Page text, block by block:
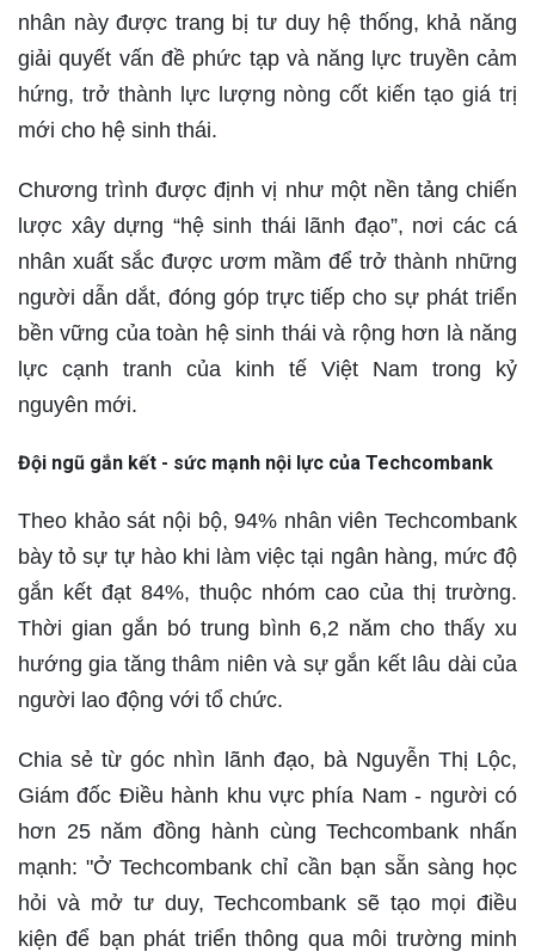
nhân này được trang bị tư duy hệ thống, khả năng
giải quyết vấn đề phức tạp và năng lực truyền cảm
hứng, trở thành lực lượng nòng cốt kiến tạo giá trị
mới cho hệ sinh thái.
Chương trình được định vị như một nền tảng chiến
lược xây dựng “hệ sinh thái lãnh đạo”, nơi các cá
nhân xuất sắc được ươm mầm để trở thành những
người dẫn dắt, đóng góp trực tiếp cho sự phát triển
bền vững của toàn hệ sinh thái và rộng hơn là năng
lực cạnh tranh của kinh tế Việt Nam trong kỷ
nguyên mới.
Đội ngũ gắn kết - sức mạnh nội lực của Techcombank
Theo khảo sát nội bộ, 94% nhân viên Techcombank
bày tỏ sự tự hào khi làm việc tại ngân hàng, mức độ
gắn kết đạt 84%, thuộc nhóm cao của thị trường.
Thời gian gắn bó trung bình 6,2 năm cho thấy xu
hướng gia tăng thâm niên và sự gắn kết lâu dài của
người lao động với tổ chức.
Chia sẻ từ góc nhìn lãnh đạo, bà Nguyễn Thị Lộc,
Giám đốc Điều hành khu vực phía Nam - người có
hơn 25 năm đồng hành cùng Techcombank nhấn
mạnh: "Ở Techcombank chỉ cần bạn sẵn sàng học
hỏi và mở tư duy, Techcombank sẽ tạo mọi điều
kiện để bạn phát triển thông qua môi trường minh